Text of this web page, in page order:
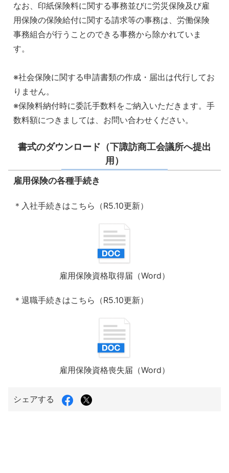
なお、印紙保険料に関する事務並びに労災保険及び雇
用保険の保険給付に関する請求等の事務は、労働保険
事務組合が行うことのできる事務から除かれていま
す。
※社会保険に関する申請書類の作成・届出は代行してお
りません。
※保険料納付時に委託手数料をご納入いただきます。手
数料額につきましては、お問い合わせください。
書式のダウンロード（下諏訪商工会議所へ提出
用）
雇用保険の各種手続き
＊入社手続きはこちら（R5.10更新）
雇用保険資格取得届（Word）
＊退職手続きはこちら（R5.10更新）
雇用保険資格喪失届（Word）
シェアする
Facebook
X（旧